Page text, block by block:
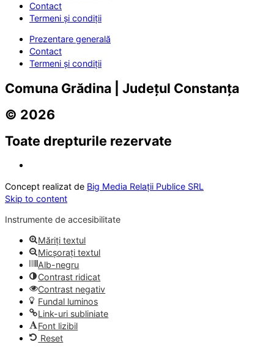
Contact
Termeni și condiții
Prezentare generală
Contact
Termeni și condiții
Comuna Grădina | Județul Constanța
© 2026
Toate drepturile rezervate
Concept realizat de Big Media Relații Publice SRL
Skip to content
Instrumente de accesibilitate
Măriți textul
Micșorați textul
Alb-negru
Contrast ridicat
Contrast negativ
Fundal luminos
Link-uri subliniate
Font lizibil
Reset